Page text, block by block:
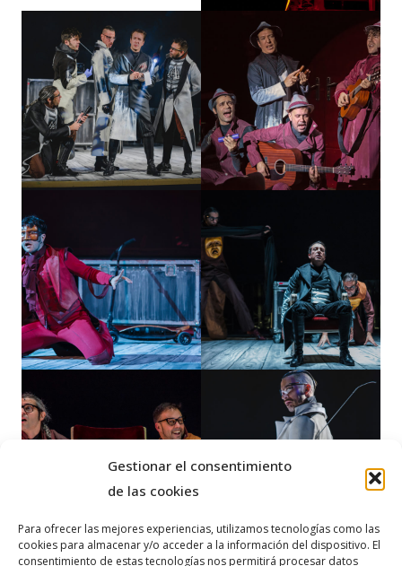
Gestionar el consentimiento
de las cookies
Para ofrecer las mejores experiencias, utilizamos tecnologías como las
cookies para almacenar y/o acceder a la información del dispositivo. El
consentimiento de estas tecnologías nos permitirá procesar datos